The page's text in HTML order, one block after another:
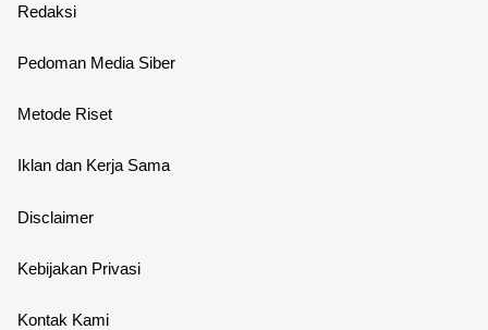
Redaksi
Pedoman Media Siber
Metode Riset
Iklan dan Kerja Sama
Disclaimer
Kebijakan Privasi
Kontak Kami